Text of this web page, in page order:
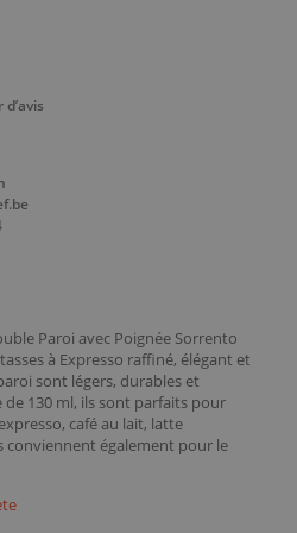
Paroi avec Poignée Sorrento
à Expresso raffiné, élégant et
sont légers, durables et
130 ml, ils sont parfaits pour
café au lait, latte
conviennent également pour le